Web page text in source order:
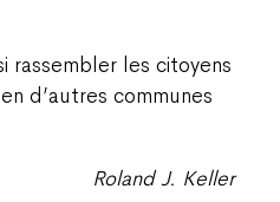
rassembler les citoyens
d’autres communes
Roland J. Keller